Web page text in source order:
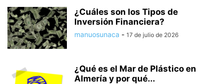
¿Cuáles son los Tipos de
Inversión Financiera?
manuosunaca - 17 de julio de 2026
¿Qué es el Mar de Plástico en
Almería y por qué...